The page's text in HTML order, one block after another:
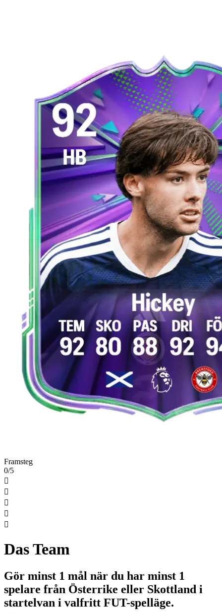
Framsteg
0/5





Das Team
Gör minst 1 mål när du har minst 1
spelare från Österrike eller Skottland i
startelvan i valfritt FUT-spelläge.